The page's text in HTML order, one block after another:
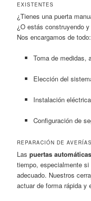
EXISTENTES
¿Tienes una puerta
¿O estás construyendo
Nos encargamos de todo:
Toma de medidas,
Elección del
Instalación
Configuración de
REPARACIÓN DE
Laspuertas
tiempo, especialmente
adecuado. Nuestros
actuar de forma rápida y